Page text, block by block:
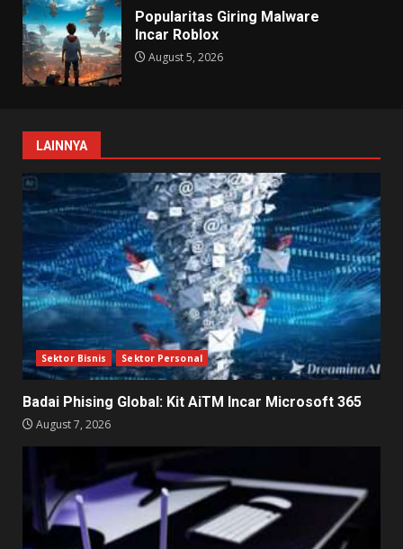
Popularitas Giring Malware
Incar Roblox
August 5, 2026
LAINNYA
Sektor Bisnis Sektor Personal
Badai Phising Global: Kit AiTM Incar Microsoft 365
August 7, 2026